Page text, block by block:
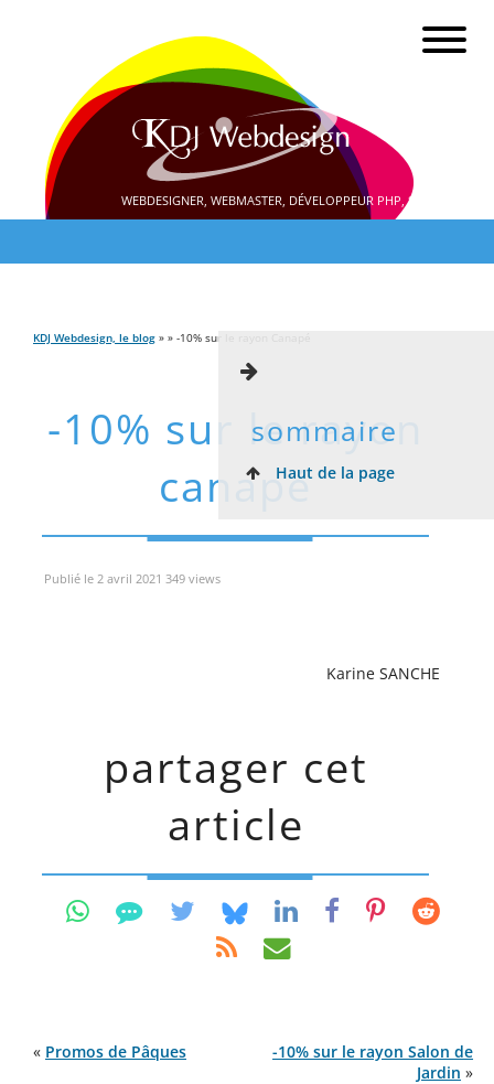
WEBDESIGNER, WEBMASTER, DÉVELOPPEUR PHP, SEO
KDJ Webdesign, le blog » » -10% sur le rayon Canapé
-10% sur le rayon
canapé
sommaire
Haut de la page
Publié le 2 avril 2021 349 views
Karine SANCHE
partager cet
article
« Promos de Pâques
-10% sur le rayon Salon de
Jardin »